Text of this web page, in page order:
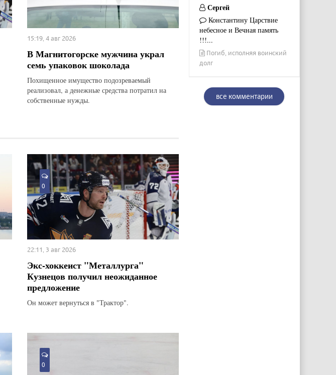
15:19, 4 авг 2026
В Магнитогорске мужчина украл
семь упаковок шоколада
Похищенное имущество подозреваемый
реализовал, а денежные средства потратил на
собственные нужды.
0
22:11, 3 авг 2026
Экс-хоккеист "Металлурга"
Кузнецов получил неожиданное
предложение
Он может вернуться в "Трактор".
0
Сергей
Константину Царствие
небесное и Вечная память
!!!...
Погиб, исполняя воинский
долг
все комментарии